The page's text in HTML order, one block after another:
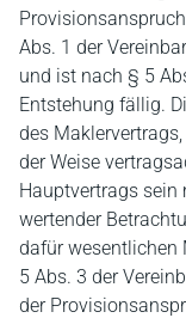
Abs. 1 der
und ist nach § 5
Entstehung fällig.
des
der Weise
Hauptvertrags sein
wertender
dafür wesentlichen
5 Abs. 3 der
der